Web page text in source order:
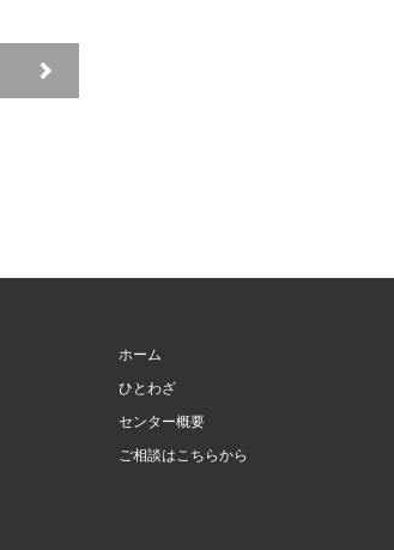
ホーム
ひとわざ
センター概要
ご相談はこちらから